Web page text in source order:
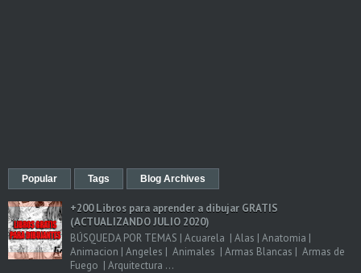
Popular Tags Blog Archives
+200 Libros para aprender a dibujar GRATIS
(ACTUALIZANDO JULIO 2020)
BÚSQUEDA POR TEMAS | Acuarela | Alas | Anatomia |
Animacion | Angeles | Animales | Armas Blancas | Armas de
Fuego | Arquitectura ...